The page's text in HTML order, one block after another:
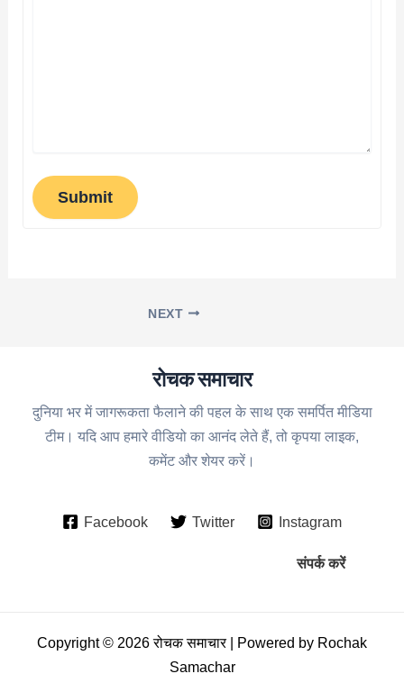
Submit
NEXT
रोचक समाचार
दुनिया भर में जागरूकता फैलाने की पहल के साथ एक समर्पित मीडिया
टीम। यदि आप हमारे वीडियो का आनंद लेते हैं, तो कृपया लाइक,
कमेंट और शेयर करें।
Facebook Twitter Instagram
संपर्क करें
Copyright © 2026 रोचक समाचार | Powered by Rochak
Samachar